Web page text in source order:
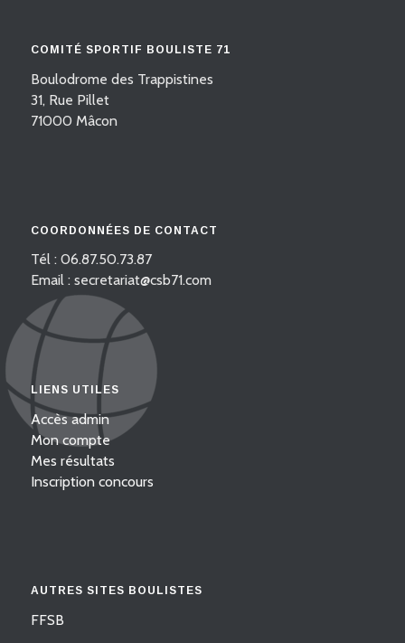
COMITÉ SPORTIF BOULISTE 71
Boulodrome des Trappistines
31, Rue Pillet
71000 Mâcon
COORDONNÉES DE CONTACT
Tél : 06.87.50.73.87
Email : secretariat@csb71.com
LIENS UTILES
Accès admin
Mon compte
Mes résultats
Inscription concours
AUTRES SITES BOULISTES
FFSB